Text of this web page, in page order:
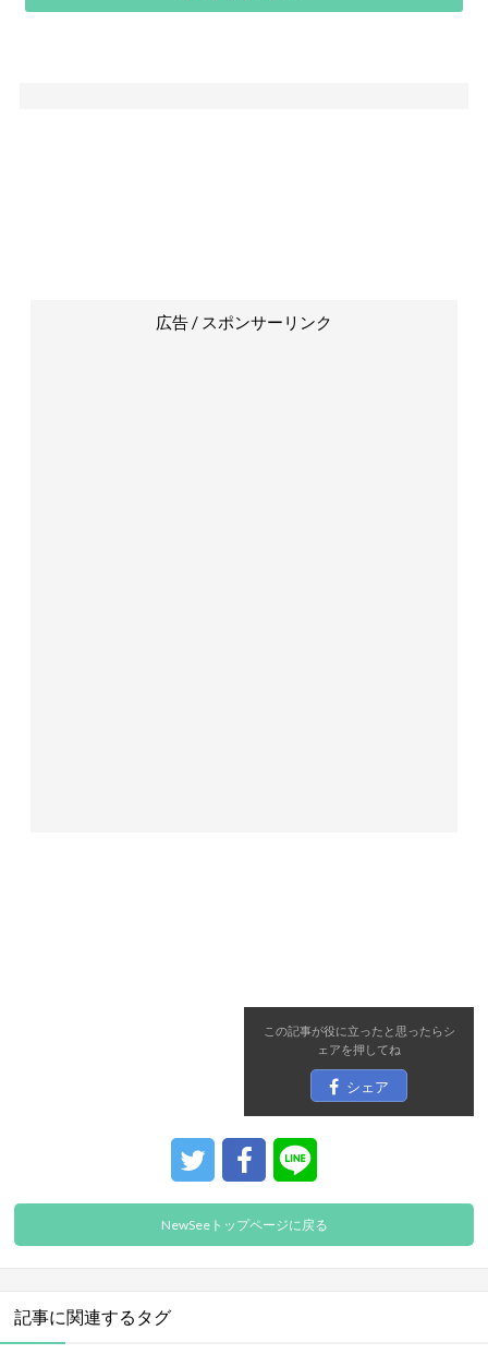
広告 / スポンサーリンク
この記事が役に立ったと思ったらシ
ェアを押してね
シェア
NewSeeトップページに戻る
記事に関連するタグ